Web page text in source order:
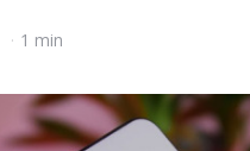
1 min